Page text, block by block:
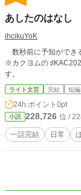
あしたのはなし
ihcikuYoK
数秒前に予知ができ
※カクヨムの
す。
ライト文芸 完結 短編
24h.ポイント 0pt
小説 228,726 位 /
一話完結 日常